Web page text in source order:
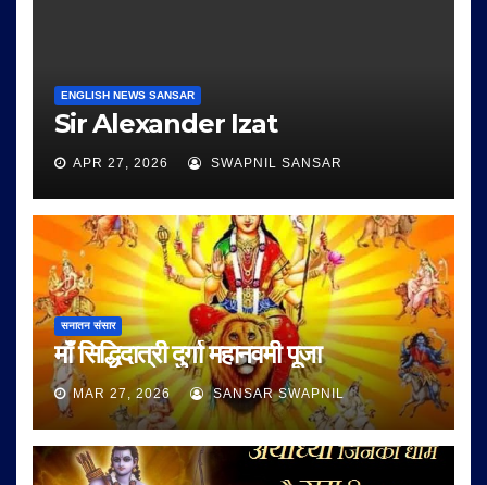
ENGLISH NEWS SANSAR
Sir Alexander Izat
APR 27, 2026 SWAPNIL SANSAR
सनातन संसार
माँ सिद्धिदात्री दुर्गा महानवमी पूजा
MAR 27, 2026 SANSAR SWAPNIL